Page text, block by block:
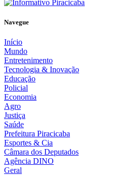
Navegue
Início
Mundo
Entretenimento
Tecnologia & Inovação
Educação
Policial
Economia
Agro
Justiça
Saúde
Prefeitura Piracicaba
Esportes & Cia
Câmara dos Deputados
Agência DINO
Geral